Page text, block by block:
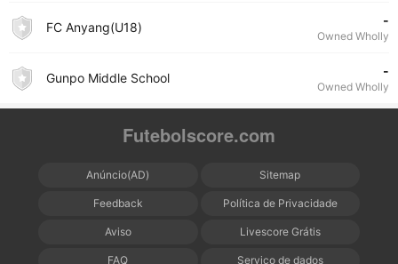
FC Anyang(U18) -
Owned Wholly
Gunpo Middle School -
Owned Wholly
Futebolscore.com
Anúncio(AD) Sitemap
Feedback Política de Privacidade
Aviso Livescore Grátis
FAQ Serviço de dados